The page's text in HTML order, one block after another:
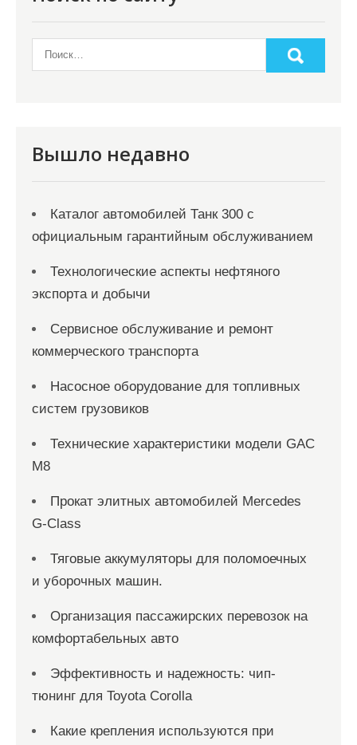
Вышло недавно
Каталог автомобилей Танк 300 с
официальным гарантийным обслуживанием
Технологические аспекты нефтяного
экспорта и добычи
Сервисное обслуживание и ремонт
коммерческого транспорта
Насосное оборудование для топливных
систем грузовиков
Технические характеристики модели GAC
M8
Прокат элитных автомобилей Mercedes
G-Class
Тяговые аккумуляторы для поломоечных
и уборочных машин.
Организация пассажирских перевозок на
комфортабельных авто
Эффективность и надежность: чип-
тюнинг для Toyota Corolla
Какие крепления используются при